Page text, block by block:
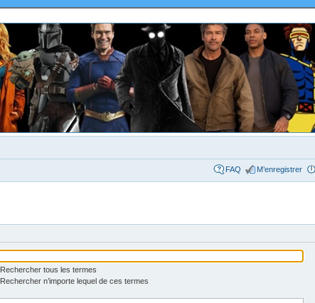
FAQ M’enregistrer
Rechercher tous les termes
Rechercher n’importe lequel de ces termes